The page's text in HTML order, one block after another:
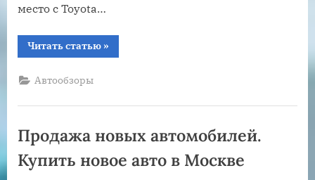
место с Toyota…
Читать статью“Ford
Ranger:
»
Автообзоры
Продажа новых автомобилей.
Купить новое авто в Москве